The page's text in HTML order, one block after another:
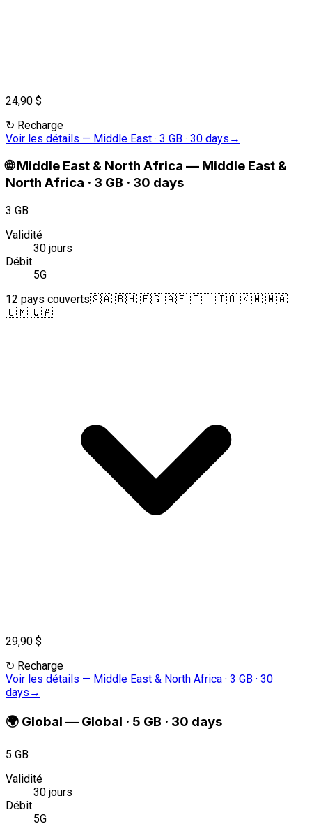
24,90 $
↻ Recharge
Voir les détails — Middle East · 3 GB · 30 days →
🌐 Middle East & North Africa — Middle East &
North Africa · 3 GB · 30 days
3 GB
Validité
30 jours
Débit
5G
12 pays couverts🇸🇦 🇧🇭 🇪🇬 🇦🇪 🇮🇱 🇯🇴 🇰🇼 🇲🇦
🇴🇲 🇶🇦
29,90 $
↻ Recharge
Voir les détails — Middle East & North Africa · 3 GB · 30
days →
🌍 Global — Global · 5 GB · 30 days
5 GB
Validité
30 jours
Débit
5G